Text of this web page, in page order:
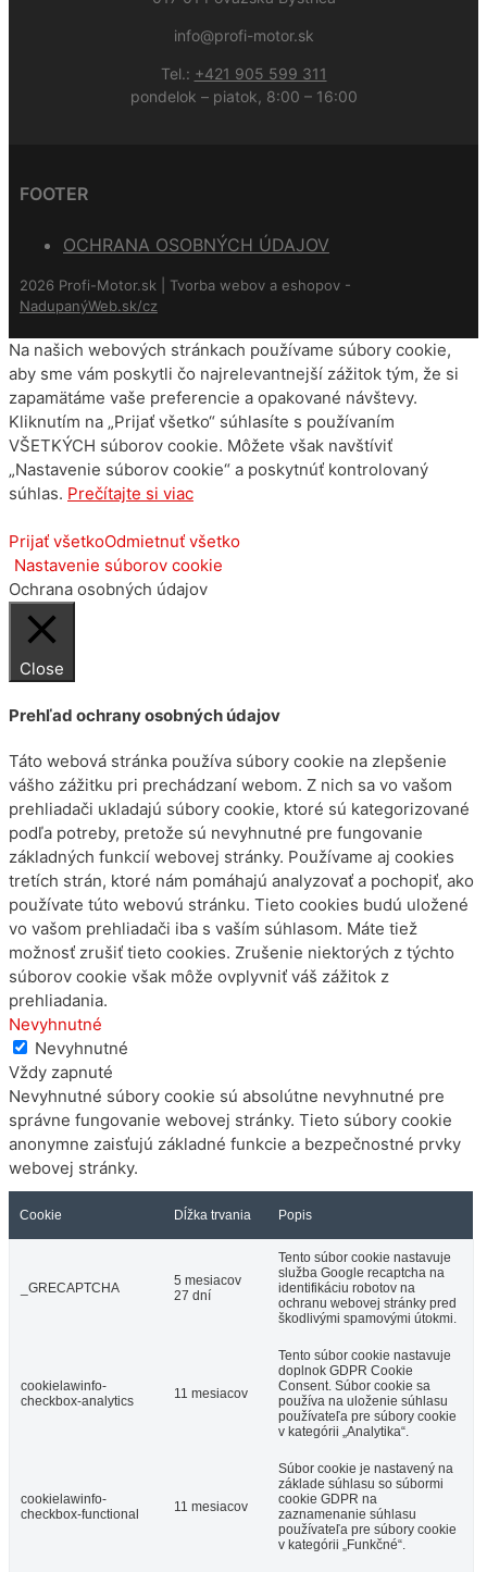
info@profi-motor.sk
Tel.: +421 905 599 311
pondelok – piatok, 8:00 – 16:00
FOOTER
OCHRANA OSOBNÝCH ÚDAJOV
2026 Profi-Motor.sk | Tvorba webov a eshopov -
NadupanýWeb.sk/cz
Na našich webových stránkach používame súbory cookie,
aby sme vám poskytli čo najrelevantnejší zážitok tým, že si
zapamätáme vaše preferencie a opakované návštevy.
Kliknutím na „Prijať všetko“ súhlasíte s používaním
VŠETKÝCH súborov cookie. Môžete však navštíviť
„Nastavenie súborov cookie“ a poskytnúť kontrolovaný
súhlas. Prečítajte si viac
Prijať všetkoOdmietnuť všetko
Nastavenie súborov cookie
Ochrana osobných údajov
Close
Prehľad ochrany osobných údajov
Táto webová stránka používa súbory cookie na zlepšenie
vášho zážitku pri prechádzaní webom. Z nich sa vo vašom
prehliadači ukladajú súbory cookie, ktoré sú kategorizované
podľa potreby, pretože sú nevyhnutné pre fungovanie
základných funkcií webovej stránky. Používame aj cookies
tretích strán, ktoré nám pomáhajú analyzovať a pochopiť, ako
používate túto webovú stránku. Tieto cookies budú uložené
vo vašom prehliadači iba s vaším súhlasom. Máte tiež
možnosť zrušiť tieto cookies. Zrušenie niektorých z týchto
súborov cookie však môže ovplyvniť váš zážitok z
prehliadania.
Nevyhnutné
Nevyhnutné
Vždy zapnuté
Nevyhnutné súbory cookie sú absolútne nevyhnutné pre
správne fungovanie webovej stránky. Tieto súbory cookie
anonymne zaisťujú základné funkcie a bezpečnostné prvky
webovej stránky.
Cookie Dĺžka trvania Popis
_GRECAPTCHA
5 mesiacov
27 dní
Tento súbor cookie nastavuje
služba Google recaptcha na
identifikáciu robotov na
ochranu webovej stránky pred
škodlivými spamovými útokmi.
cookielawinfo-
checkbox-analytics
11 mesiacov
Tento súbor cookie nastavuje
doplnok GDPR Cookie
Consent. Súbor cookie sa
používa na uloženie súhlasu
používateľa pre súbory cookie
v kategórii „Analytika“.
cookielawinfo-
checkbox-functional
11 mesiacov
Súbor cookie je nastavený na
základe súhlasu so súbormi
cookie GDPR na
zaznamenanie súhlasu
používateľa pre súbory cookie
v kategórii „Funkčné“.